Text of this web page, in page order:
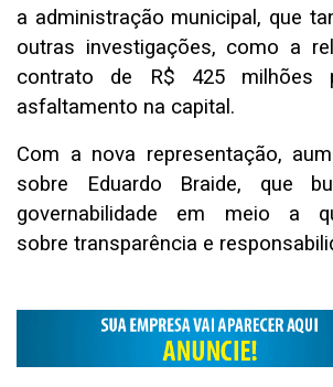
a administração municipal, que
outras investigações, como a
contrato de R$ 425 milhões
asfaltamento na capital.
Com a nova representação,
sobre Eduardo Braide, que
governabilidade em meio a
sobre transparência e